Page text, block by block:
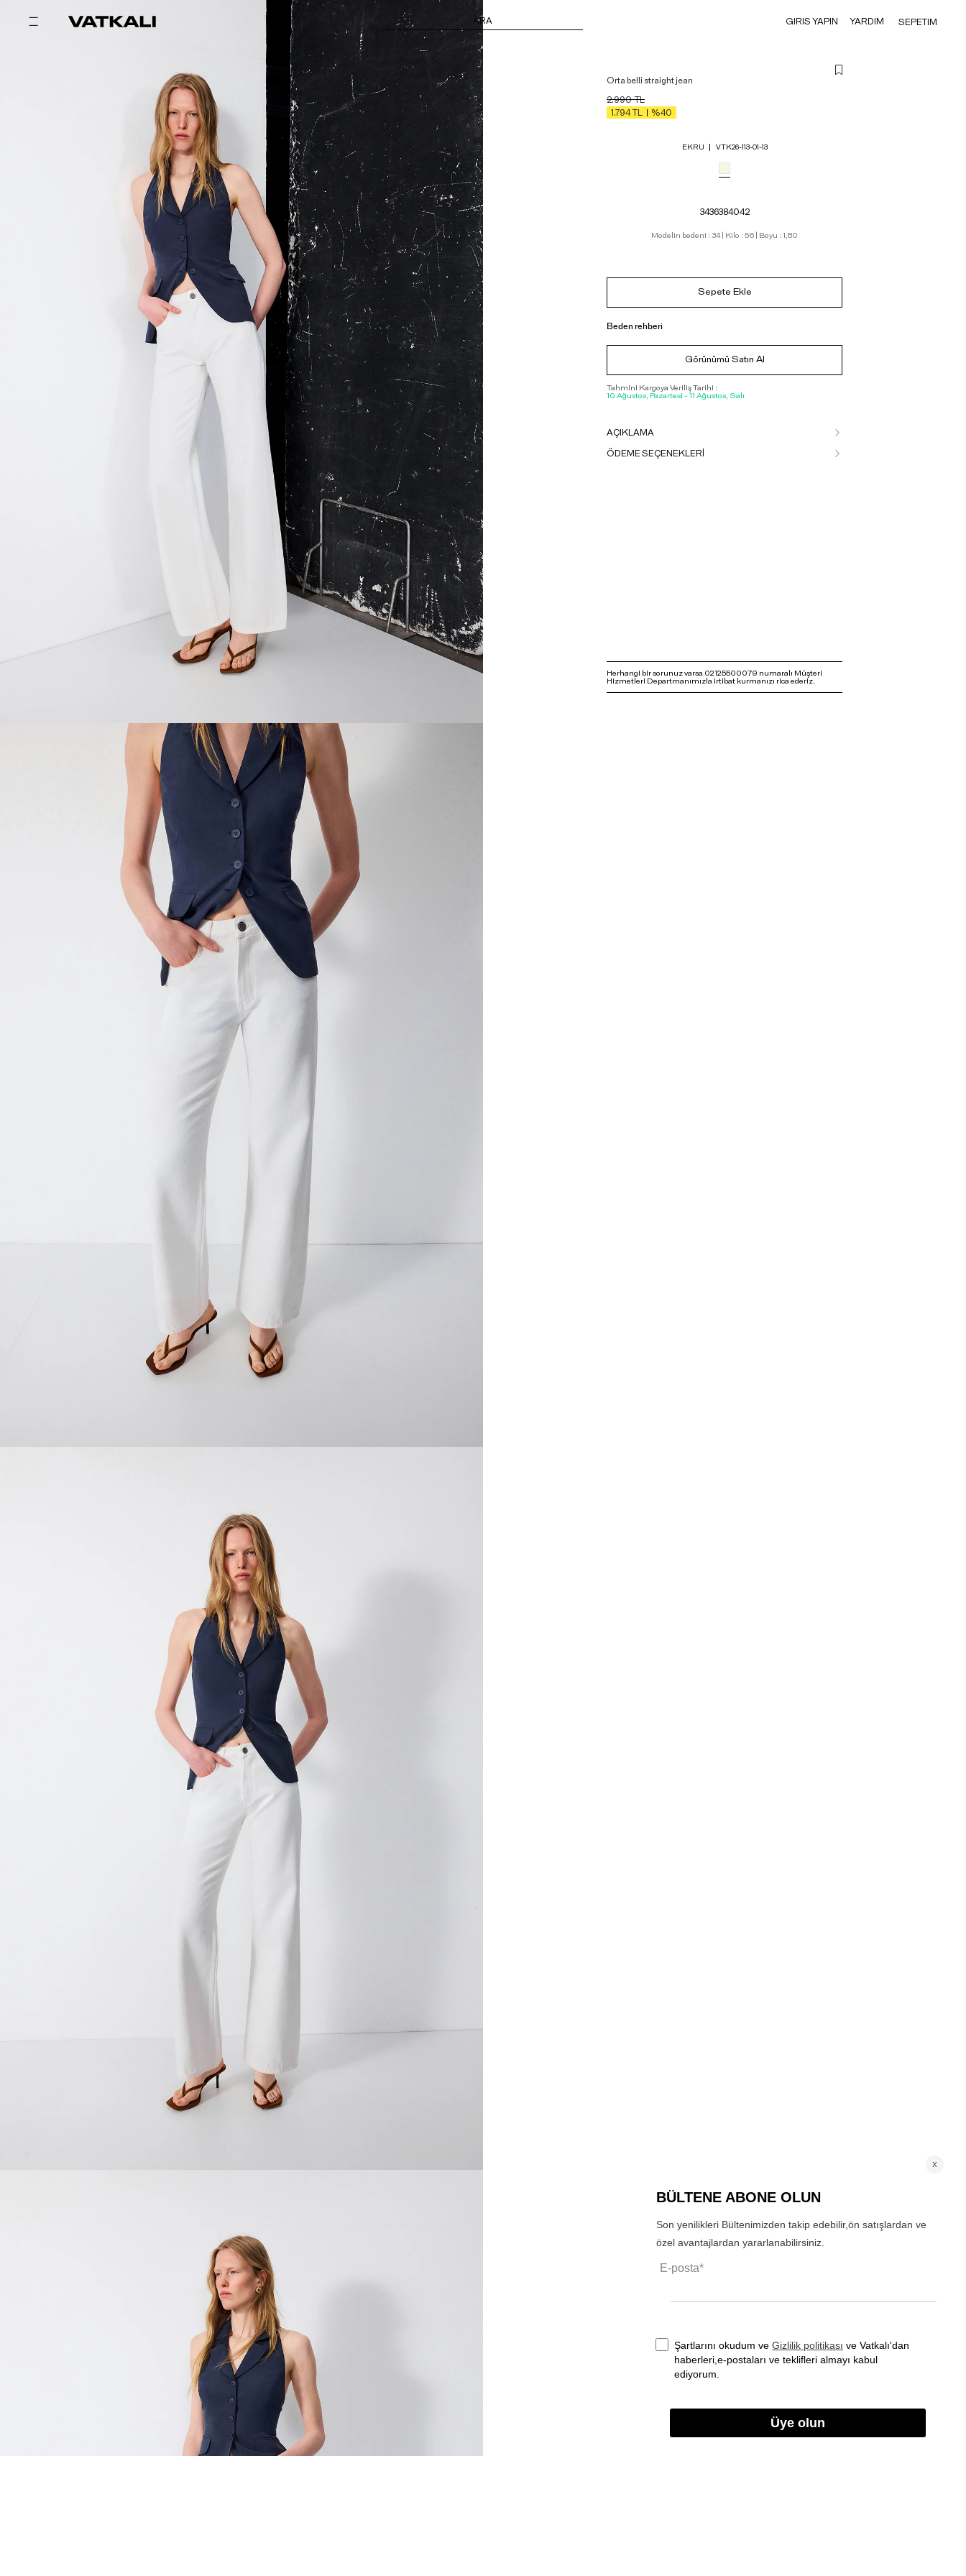
ARA GIRIS YAPIN YARDIM SEPETIM
Orta belli straight jean
2.990TL
1.794 TL %40
EKRU VTK26-113-01-13
3436384042
Modelin bedeni : 34 | Kilo : 56 | Boyu : 1,80
Sepete Ekle
Beden rehberi
Görünümü Satın Al
Tahmini Kargoya Veriliş Tarihi :
10 Ağustos, Pazartesi - 11 Ağustos, Salı
AÇIKLAMA
ÖDEME SEÇENEKLERİ
Herhangi bir sorunuz varsa 02125500079 numaralı Müşteri
Hizmetleri Departmanımızla irtibat kurmanızı rica ederiz.